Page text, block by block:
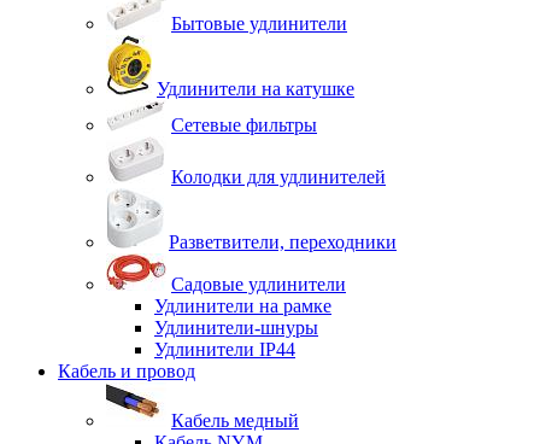
Бытовые удлинители
Удлинители на катушке
Сетевые фильтры
Колодки для удлинителей
Разветвители, переходники
Садовые удлинители
Удлинители на рамке
Удлинители-шнуры
Удлинители IP44
Кабель и провод
Кабель медный